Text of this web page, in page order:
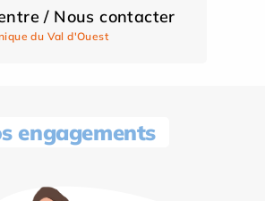
/ Nous contacter
du Val d'Ouest
engagements